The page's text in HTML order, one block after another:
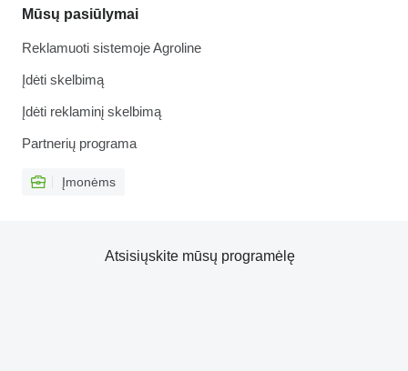
Mūsų pasiūlymai
Reklamuoti sistemoje Agroline
Įdėti skelbimą
Įdėti reklaminį skelbimą
Partnerių programa
Įmonėms
Atsisiųskite mūsų programėlę